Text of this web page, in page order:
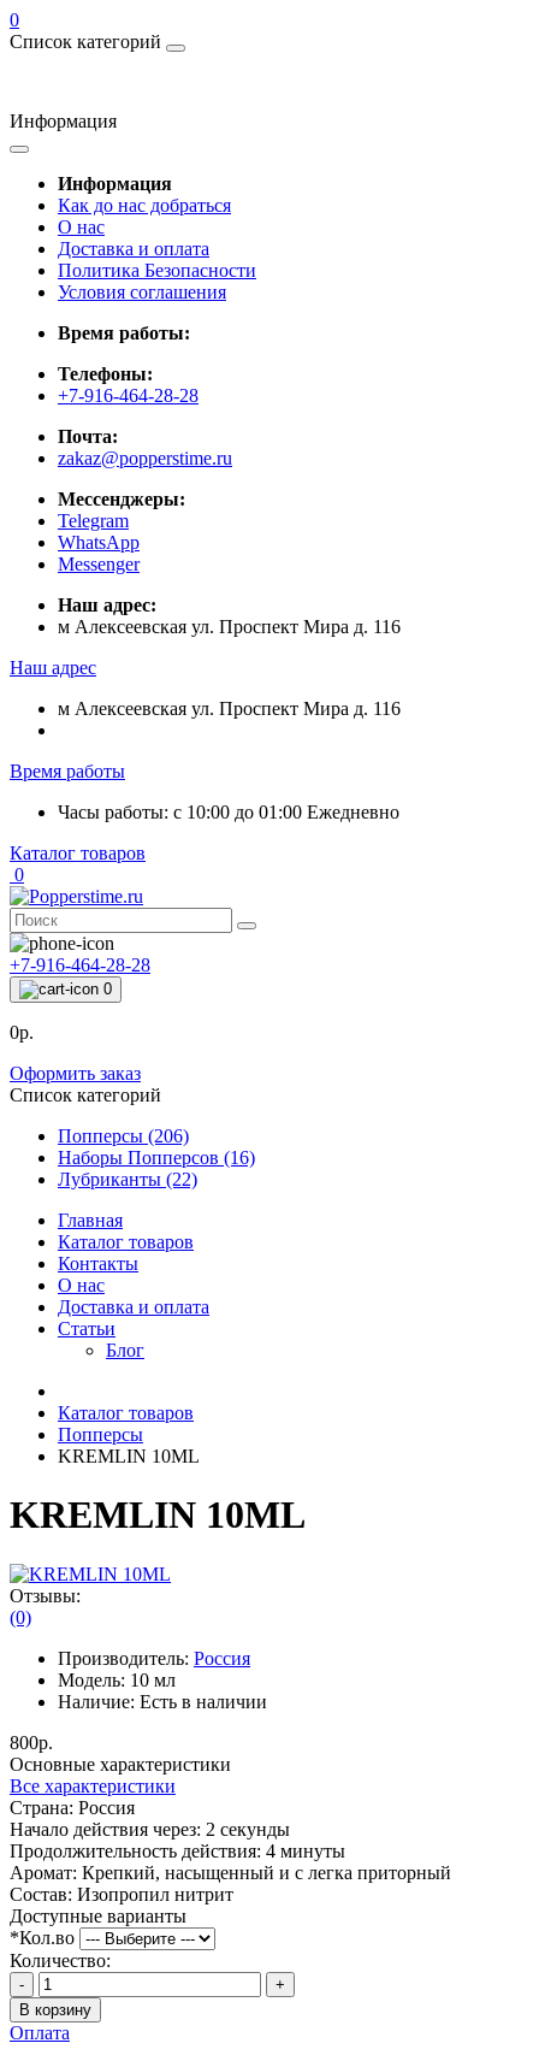
0
Список категорий
Информация
Информация
Как до нас добраться
О нас
Доставка и оплата
Политика Безопасности
Условия соглашения
Время работы:
Телефоны:
+7-916-464-28-28
Почта:
zakaz@popperstime.ru
Мессенджеры:
Telegram
WhatsApp
Messenger
Наш адрес:
м Алексеевская ул. Проспект Мира д. 116
Наш адрес
м Алексеевская ул. Проспект Мира д. 116
Время работы
Часы работы: с 10:00 до 01:00 Ежедневно
Каталог товаров
0
+7-916-464-28-28
0
0р.
Оформить заказ
Список категорий
Попперсы (206)
Наборы Попперсов (16)
Лубриканты (22)
Главная
Каталог товаров
Контакты
О нас
Доставка и оплата
Статьи
Блог
Каталог товаров
Попперсы
KREMLIN 10ML
KREMLIN 10ML
Отзывы:
(0)
Производитель: Россия
Модель: 10 мл
Наличие: Есть в наличии
800р.
Основные характеристики
Все характеристики
Страна: Россия
Начало действия через: 2 секунды
Продолжительность действия: 4 минуты
Аромат: Крепкий, насыщенный и с легка приторный
Состав: Изопропил нитрит
Доступные варианты
*Кол.во
Количество:
-
+
В корзину
Оплата